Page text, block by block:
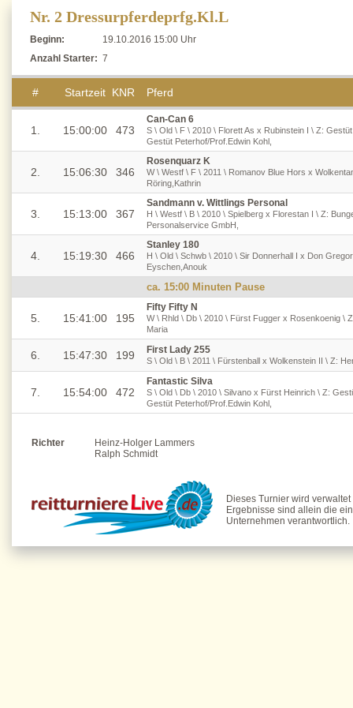
Nr. 2 Dressurpferdeprfg.Kl.L
Beginn:
19.10.2016 15:00 Uhr
Anzahl Starter: 7
# Startzeit KNR Pferd
1. 15:00:00 473
Can-Can 6
S \ Old \ F \ 2010 \ Florett As x Rubinstein I \ Z:
Gestüt Peterhof/Prof.Edwin Kohl,
2. 15:06:30 346
Rosenquarz K
W \ Westf \ F \ 2011 \ Romanov Blue Hors x
Röring,Kathrin
3. 15:13:00 367
Sandmann v. Wittlings Personal
H \ Westf \ B \ 2010 \ Spielberg x Florestan I \ Z:
Personalservice GmbH,
4. 15:19:30 466
Stanley 180
H \ Old \ Schwb \ 2010 \ Sir Donnerhall I x Don
Eyschen,Anouk
ca. 15:00 Minuten Pause
5. 15:41:00 195
Fifty Fifty N
W \ Rhld \ Db \ 2010 \ Fürst Fugger x Rosenkoenig \
Maria
6. 15:47:30 199 First Lady 255
S \ Old \ B \ 2011 \ Fürstenball x Wolkenstein II \ Z:
7. 15:54:00 472
Fantastic Silva
S \ Old \ Db \ 2010 \ Silvano x Fürst Heinrich \ Z:
Gestüt Peterhof/Prof.Edwin Kohl,
Richter
Heinz-Holger Lammers
Ralph Schmidt
Dieses Turnier wird
Ergebnisse sind allein die
Unternehmen verantwortlich.